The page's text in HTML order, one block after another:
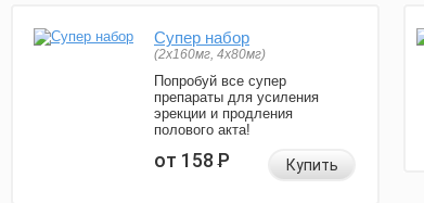
Супер набор
(2х160мг, 4х80мг)
Попробуй все супер
препараты для усиления
эрекции и продления
полового акта!
от 158Р Купить